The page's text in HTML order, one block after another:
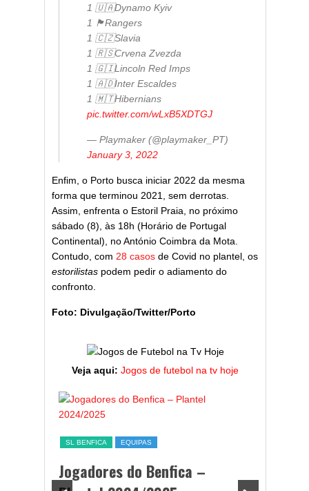
1 🇺🇦Dynamo Kyiv
1 🏴󠁧󠁢󠁳󠁣󠁴󠁿Rangers
1 🇨🇿Slavia
1 🇷🇸Crvena Zvezda
1 🇬🇮Lincoln Red Imps
1 🇦🇩Inter Escaldes
1 🇲🇹Hibernians
pic.twitter.com/wLxB5XDTGJ
— Playmaker (@playmaker_PT)
January 3, 2022
Enfim, o Porto busca iniciar 2022 da mesma
forma que terminou 2021, sem derrotas.
Assim, enfrenta o Estoril Praia, no próximo
sábado (8), às 18h (Horário de Portugal
Continental), no António Coimbra da Mota.
Contudo, com 28 casos de Covid no plantel, os
estorilistas podem pedir o adiamento do
confronto.
Foto: Divulgação/Twitter/Porto
Veja aqui: Jogos de futebol na tv hoje
SL BENFICA EQUIPAS
Jogadores do Benfica –